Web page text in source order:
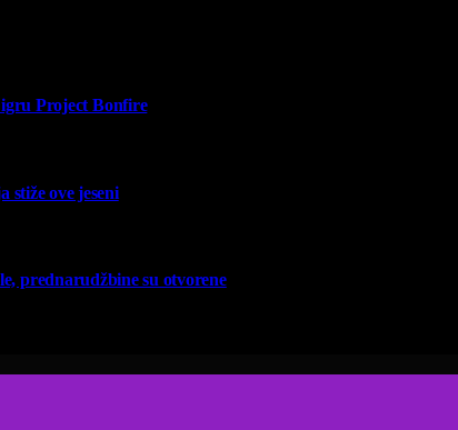
Project Bonfire
stiže ove jeseni
prednarudžbine su otvorene